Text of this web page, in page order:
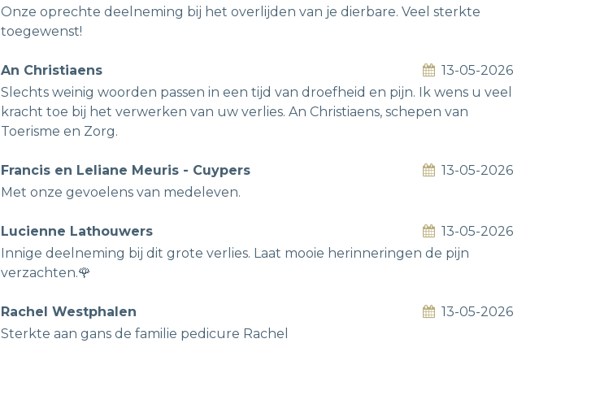
Onze oprechte deelneming bij het overlijden van je dierbare. Veel sterkte
toegewenst!
An Christiaens
13-05-2026
Slechts weinig woorden passen in een tijd van droefheid en pijn. Ik wens u veel
kracht toe bij het verwerken van uw verlies. An Christiaens, schepen van
Toerisme en Zorg.
Francis en Leliane Meuris - Cuypers
13-05-2026
Met onze gevoelens van medeleven.
Lucienne Lathouwers
13-05-2026
Innige deelneming bij dit grote verlies. Laat mooie herinneringen de pijn
verzachten.🌹
Rachel Westphalen
13-05-2026
Sterkte aan gans de familie pedicure Rachel